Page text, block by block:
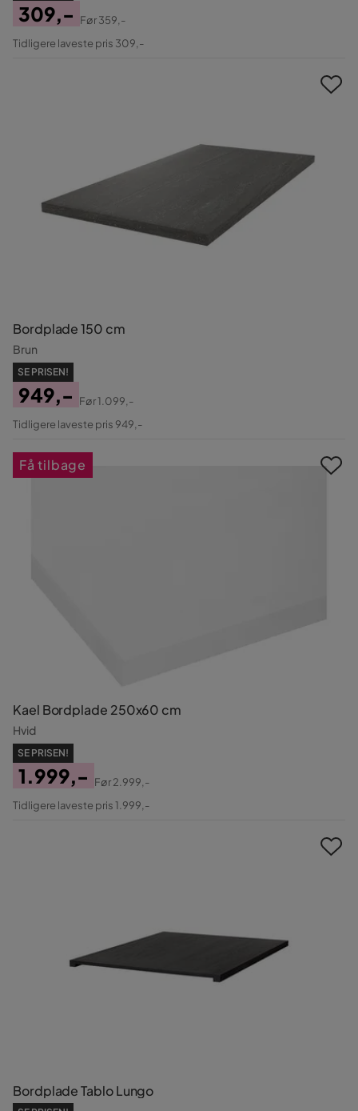
Pris
309,-
Original
Før359,-
Tidligere laveste pris 309,-
Bordplade 150 cm
Brun
SE PRISEN!
Pris
949,-
Original
Før1.099,-
Tidligere laveste pris 949,-
Kael Bordplade 250x60 cm
Hvid
SE PRISEN!
Pris
1.999,-
Original
Før2.999,-
Tidligere laveste pris 1.999,-
Få tilbage
Bordplade Tablo Lungo